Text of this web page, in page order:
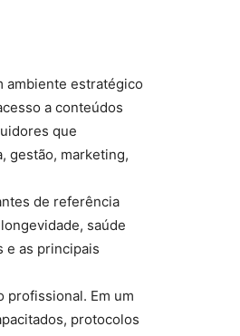
ambiente estratégico
a conteúdos
que
gestão, marketing,
de referência
saúde
e as principais
profissional. Em um
protocolos